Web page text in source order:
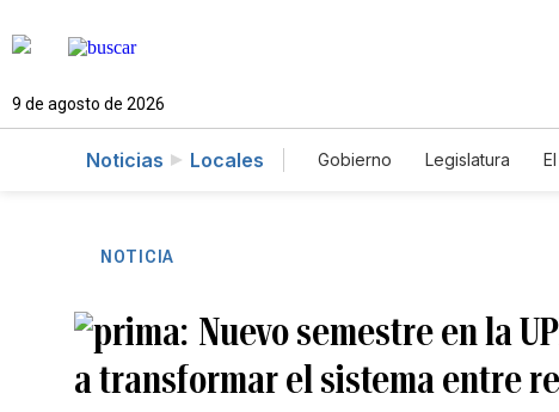
9 de agosto de 2026
Noticias Locales Gobierno Legislatura
NOTICIA
Nuevo semestre en la
a transformar el sistema entre